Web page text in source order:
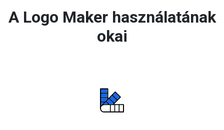
A Logo Maker használatának
okai